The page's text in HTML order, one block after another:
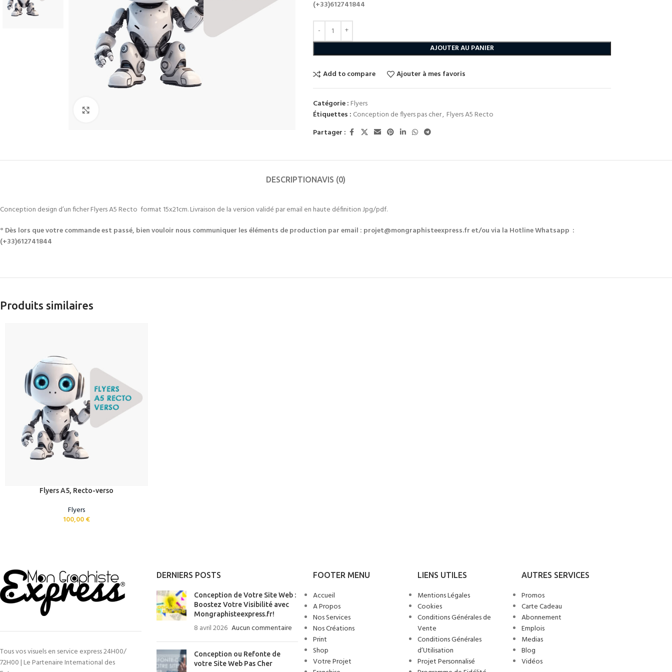
(+33)612741844
AJOUTER AU PANIER
Add to compare Ajouter à mes favoris
Catégorie : Flyers
Étiquettes : Conception de flyers pas cher, Flyers A5 Recto
Partager :
DESCRIPTIONAVIS (0)
Conception design d’un ficher Flyers A5 Recto format 15x21cm. Livraison de la version validé par email en haute définition Jpg/pdf.
° Dès lors que votre commande est passé, bien vouloir nous communiquer les éléments de production par email : projet@mongraphisteexpress.fr et/ou via la Hotline Whatsapp :
(+33)612741844
Produits similaires
Flyers A5, Recto-verso
Flyers
100,00€
Tous vos visuels en service express 24H00/
72H00 | Le Partenaire International des
DERNIERS POSTS
Conception de Votre Site Web :
Boostez Votre Visibilité avec
Mongraphisteexpress.fr!
8 avril 2026 Aucun commentaire
Conception ou Refonte de
votre Site Web Pas Cher
FOOTER MENU
Accueil
A Propos
Nos Services
Nos Créations
Print
Shop
Votre Projet
LIENS UTILES
Mentions Légales
Cookies
Conditions Générales de
Vente
Conditions Générales
d’Utilisation
Projet Personnalisé
AUTRES SERVICES
Promos
Carte Cadeau
Abonnement
Emplois
Medias
Blog
Vidéos